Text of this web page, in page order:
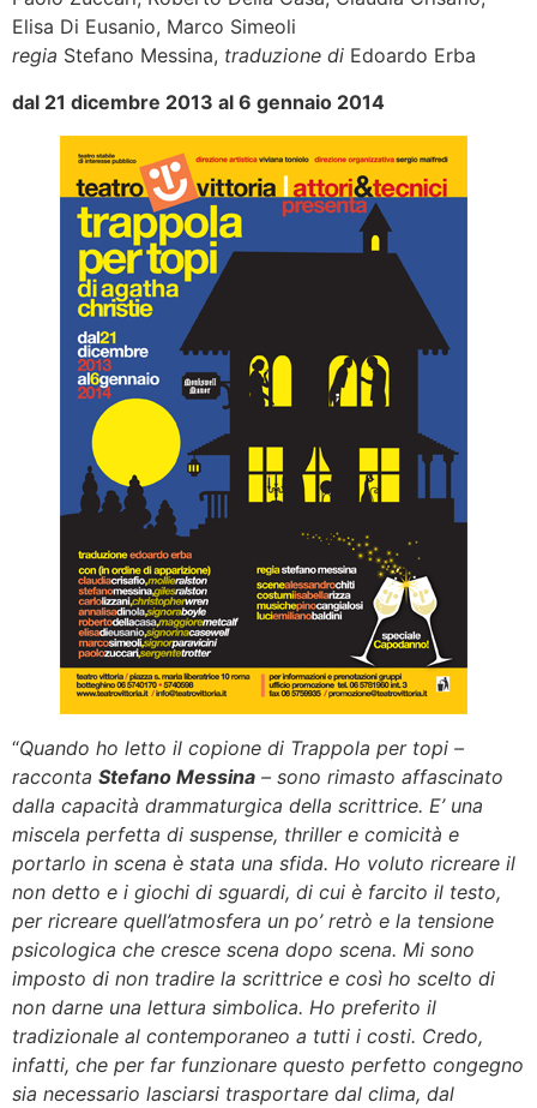
Elisa Di Eusanio, Marco Simeoli
regia Stefano Messina, traduzione di Edoardo Erba
dal 21 dicembre 2013 al 6 gennaio 2014
“Quando ho letto il copione di Trappola per topi –
racconta Stefano Messina – sono rimasto affascinato
dalla capacità drammaturgica della scrittrice. E’ una
miscela perfetta di suspense, thriller e comicità e
portarlo in scena è stata una sfida. Ho voluto ricreare il
non detto e i giochi di sguardi, di cui è farcito il testo,
per ricreare quell’atmosfera un po’ retrò e la tensione
psicologica che cresce scena dopo scena. Mi sono
imposto di non tradire la scrittrice e così ho scelto di
non darne una lettura simbolica. Ho preferito il
tradizionale al contemporaneo a tutti i costi. Credo,
infatti, che per far funzionare questo perfetto congegno
sia necessario lasciarsi trasportare dal clima, dal